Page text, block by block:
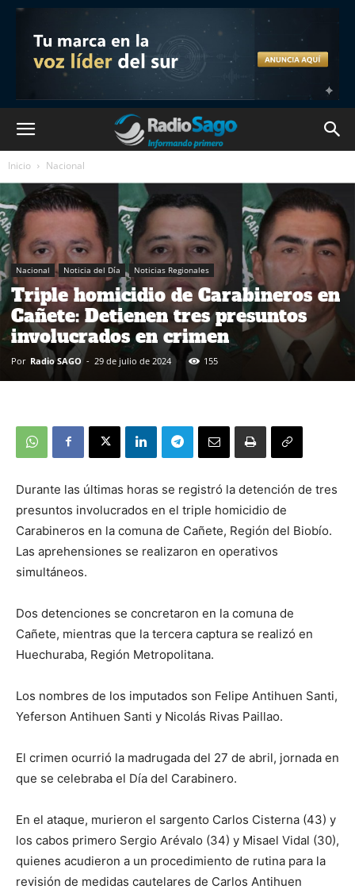
Inicio Nacional
Nacional Noticia del Día Noticias Regionales
Triple homicidio de Carabineros en
Cañete: Detienen tres presuntos
involucrados en crimen
Por Radio SAGO - 29 de julio de 2024 155
Durante las últimas horas se registró la detención de tres
presuntos involucrados en el triple homicidio de
Carabineros en la comuna de Cañete, Región del Biobío.
Las aprehensiones se realizaron en operativos
simultáneos.
Dos detenciones se concretaron en la comuna de
Cañete, mientras que la tercera captura se realizó en
Huechuraba, Región Metropolitana.
Los nombres de los imputados son Felipe Antihuen Santi,
Yeferson Antihuen Santi y Nicolás Rivas Paillao.
El crimen ocurrió la madrugada del 27 de abril, jornada en
que se celebraba el Día del Carabinero.
En el ataque, murieron el sargento Carlos Cisterna (43) y
los cabos primero Sergio Arévalo (34) y Misael Vidal (30),
quienes acudieron a un procedimiento de rutina para la
revisión de medidas cautelares de Carlos Antihuen